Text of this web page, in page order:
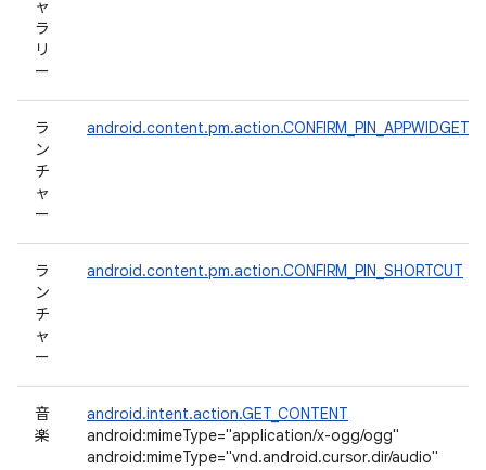
ャ
ラ
リ
ー
ラ
ン
チ
ャ
ー
android.content.pm.action.CONFIRM_PIN_APPWIDGET
ラ
ン
チ
ャ
ー
android.content.pm.action.CONFIRM_PIN_SHORTCUT
音
楽
android.intent.action.GET_CONTENT
android:mimeType="application/x-ogg/ogg"
android:mimeType="vnd.android.cursor.dir/audio"